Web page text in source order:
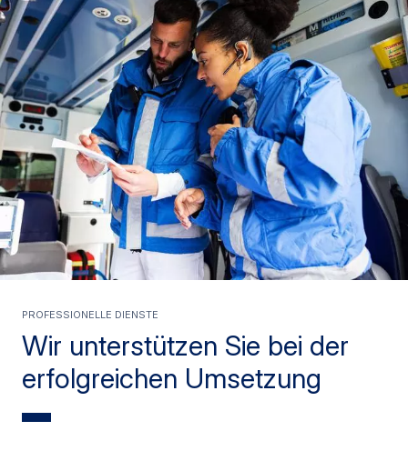
Wir unterstützen Sie bei der
erfolgreichen Umsetzung
PROFESSIONELLE DIENSTE